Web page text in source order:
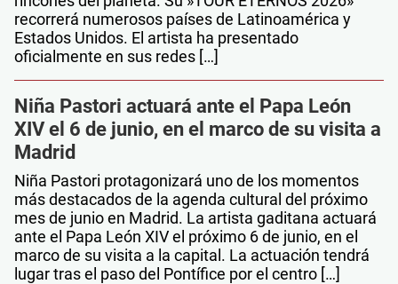
recorrerá numerosos países de Latinoamérica y
Estados Unidos. El artista ha presentado
oficialmente en sus redes […]
Niña Pastori actuará ante el Papa León
XIV el 6 de junio, en el marco de su visita a
Madrid
Niña Pastori protagonizará uno de los momentos
más destacados de la agenda cultural del próximo
mes de junio en Madrid. La artista gaditana actuará
ante el Papa León XIV el próximo 6 de junio, en el
marco de su visita a la capital. La actuación tendrá
lugar tras el paso del Pontífice por el centro […]